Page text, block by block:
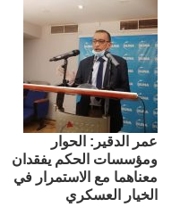
عمر الدقير: الحوار
ومؤسسات الحكم يفقدان
معناهما مع الاستمرار في
الخيار العسكري